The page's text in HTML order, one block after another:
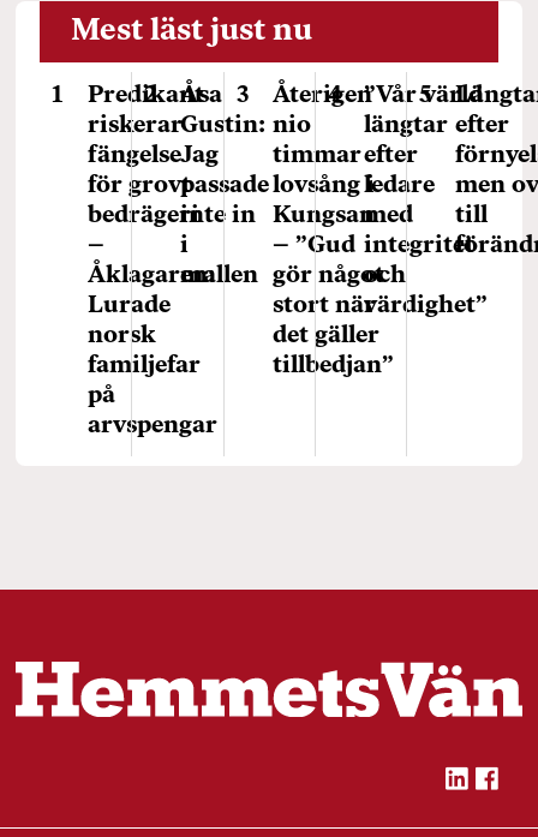
Mest läst just nu
Predikant
riskerar
fängelse
för grovt
bedrägeri
–
Åklagaren:
Lurade
norsk
familjefar
på
arvspengar
Åsa
Gustin:
Jag
passade
inte in
i
mallen
Återigen
nio
timmar
lovsång i
Kungsan
– ”Gud
gör något
stort när
det gäller
tillbedjan”
”Vår värld
längtar
efter
ledare
med
integritet
och
värdighet”
efter
men
till